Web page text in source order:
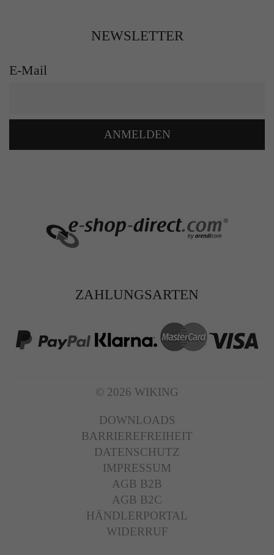
NEWSLETTER
E-Mail
ANMELDEN
ZAHLUNGSARTEN
© 2026 WIKING
DOWNLOADS
BARRIEREFREIHEIT
DATENSCHUTZ
IMPRESSUM
AGB B2B
AGB B2C
HÄNDLERPORTAL
WIDERRUF